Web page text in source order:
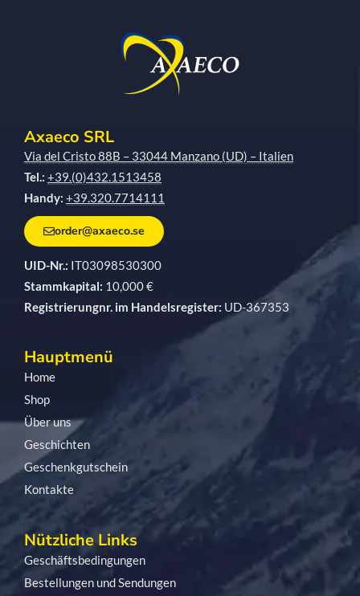
Axaeco SRL
Via del Cristo 88B – 33044 Manzano (UD) – Italien
Tel.: +39.(0)432.1513458
Handy: +39.320.7714111
order@axaeco.se
UID-Nr.: IT03098530300
Stammkapital: 10,000 €
Registrierungnr. im Handelsregister: UD-367353
Hauptmenü
Home
Shop
Über uns
Geschichten
Geschenkgutschein
Kontakte
Nützliche Links
Geschäftsbedingungen
Bestellungen und Sendungen